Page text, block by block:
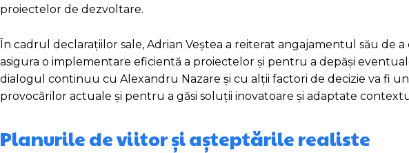
proiectelor de dezvoltare.
În cadrul declarațiilor sale, Adrian Veștea a reiterat angajamentul său de
asigura o implementare eficientă a proiectelor și pentru a depăși
dialogul continuu cu Alexandru Nazare și cu alții factori de decizie va fi
provocărilor actuale și pentru a găsi soluții inovatoare și adaptate
Planurile de viitor și așteptările realiste